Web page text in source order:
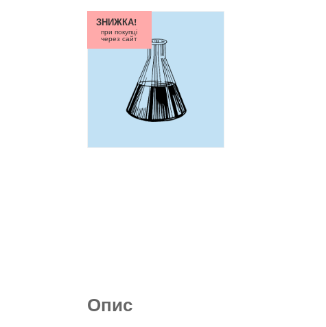
ЗНИЖКА!
при покупці
через сайт
Опис